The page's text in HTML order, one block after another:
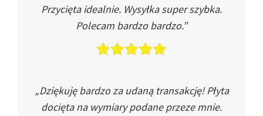
Przycięta idealnie. Wysyłka super szybka.
Polecam bardzo bardzo.”
„Dziękuję bardzo za udaną transakcję! Płyta
docięta na wymiary podane przeze mnie.